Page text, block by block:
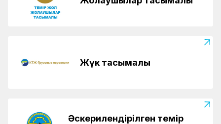
Жүк тасымалы
Әскерилендірілген темір